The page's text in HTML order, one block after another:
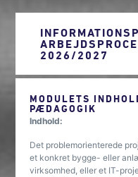
2026/2027
MODULETS
PÆDAGOGIK
Indhold:
Det problemorienterede
et konkret bygge- eller
virksomhed, eller et IT-